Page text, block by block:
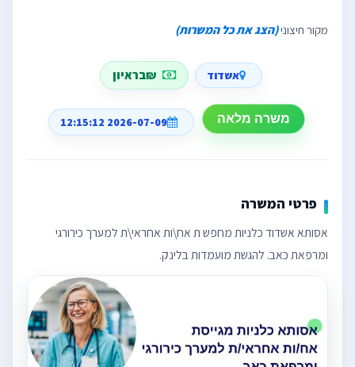
מקור חיצוני(הצג את כל המשרות)
אשדוד ₪בראיון
משרה מלאה 2026-07-09 12:15:12
פרטי המשרה
אסותא אשדוד כלניות מחפש ת אח\ות אחראי\ת למערך כירורגי
ומרפאת כאב. להגשת מועמדות בלינק.